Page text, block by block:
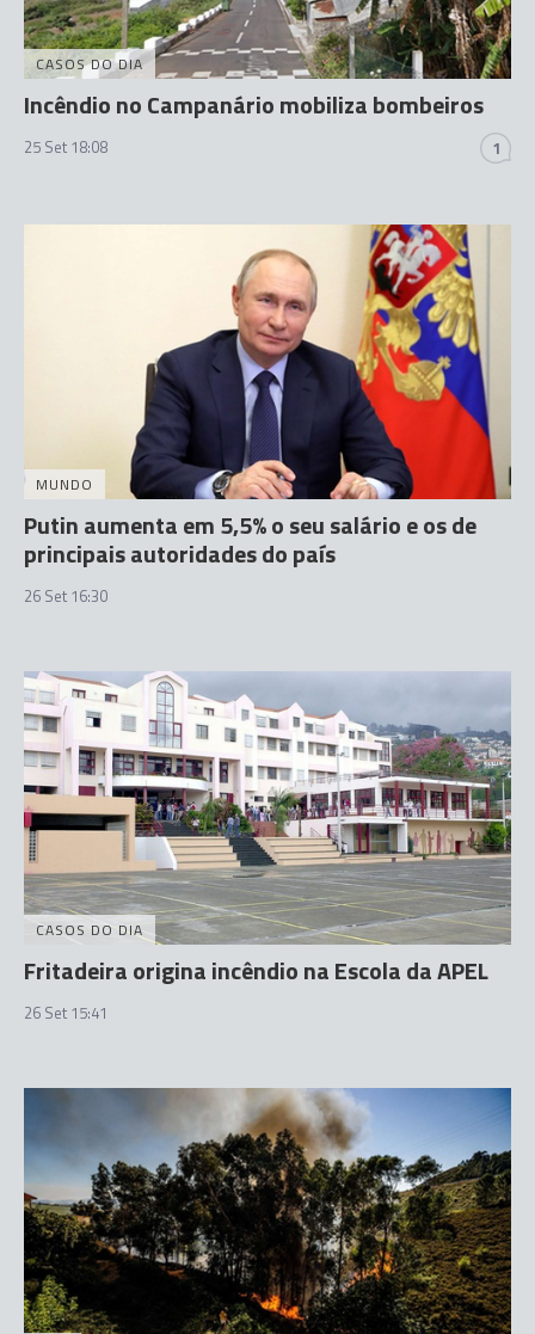
CASOS DO DIA
Incêndio no Campanário mobiliza bombeiros
25 Set 18:08 1
MUNDO
Putin aumenta em 5,5% o seu salário e os de
principais autoridades do país
26 Set 16:30
CASOS DO DIA
Fritadeira origina incêndio na Escola da APEL
26 Set 15:41